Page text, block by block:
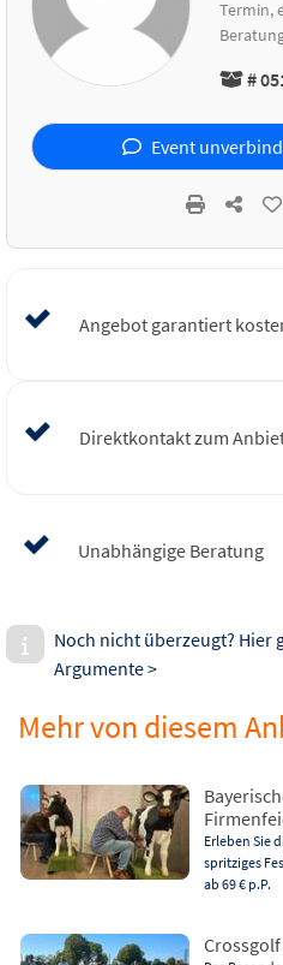
Termin,
#
Event
Angebot garantiert
Direktkontakt zum
Unabhängige Beratung
Noch nicht überzeugt? Hier
Argumente >
Mehr von diesem
Erleben Sie
spritziges
ab 69 € p.P.